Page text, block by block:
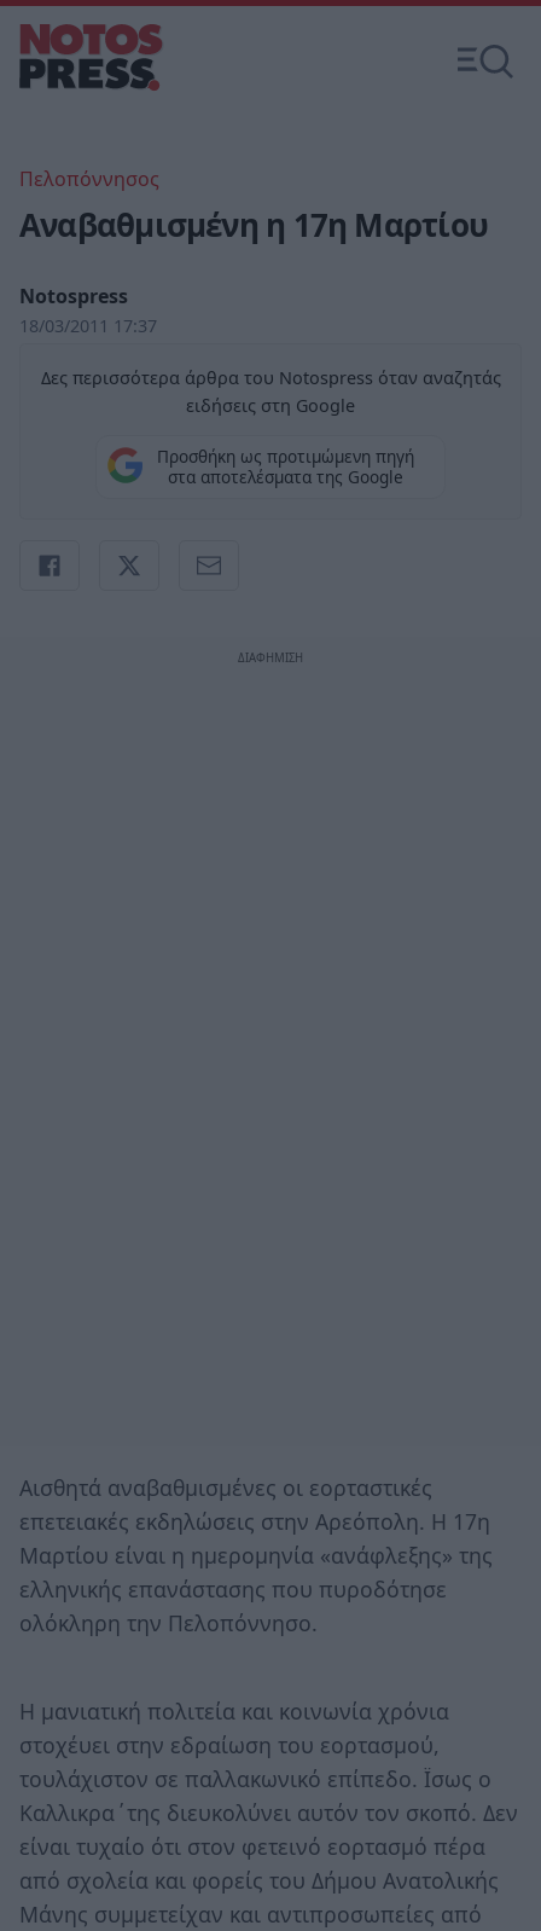
Πελοπόννησος
Αναβαθμισμένη η 17η Μαρτίου
Notospress
18/03/2011 17:37
Δες περισσότερα άρθρα του Notospress όταν αναζητάς
ειδήσεις στη Google
Προσθήκη ως προτιμώμενη πηγή
στα αποτελέσματα της Google
Αισθητά αναβαθμισμένες οι εορταστικές
επετειακές εκδηλώσεις στην Αρεόπολη. Η 17η
Μαρτίου είναι η ημερομηνία «ανάφλεξης» της
ελληνικής επανάστασης που πυροδότησε
ολόκληρη την Πελοπόννησο.
Η μανιατική πολιτεία και κοινωνία χρόνια
στοχέυει στην εδραίωση του εορτασμού,
τουλάχιστον σε παλλακωνικό επίπεδο. Ϊσως ο
Καλλικρα΄της διευκολύνει αυτόν τον σκοπό. Δεν
είναι τυχαίο ότι στον φετεινό εορτασμό πέρα
από σχολεία και φορείς του Δήμου Ανατολικής
Μάνης συμμετείχαν και αντιπροσωπείες από